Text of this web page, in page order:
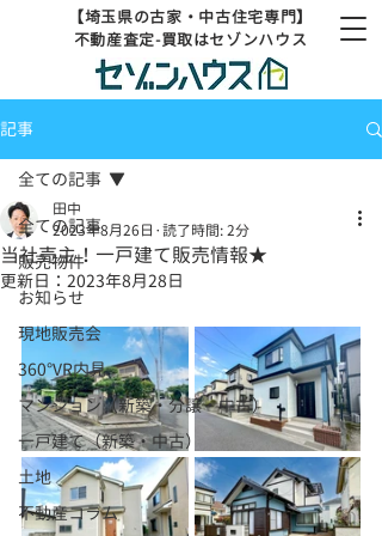
【埼玉県の古家・中古住宅専門】
不動産査定-買取はセゾンハウス
記事
全ての記事
販売物件
お知らせ
現地販売会
360°VR内見
マンション（新築・分譲・中古）
一戸建て（新築・中古）
土地
不動産コラム
全ての記事
当社売主！一戸建て販売情報★
田中
2023年8月26日 読了時間: 2分
更新日： 2023年8月28日